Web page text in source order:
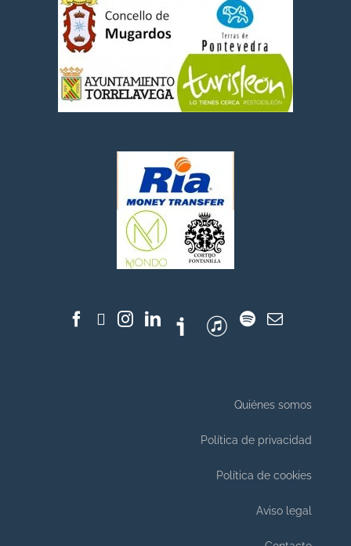
Quiénes somos
Política de privacidad
Política de cookies
Aviso legal